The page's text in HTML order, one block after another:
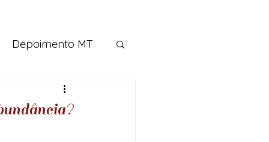
Depoimento MT
E-books